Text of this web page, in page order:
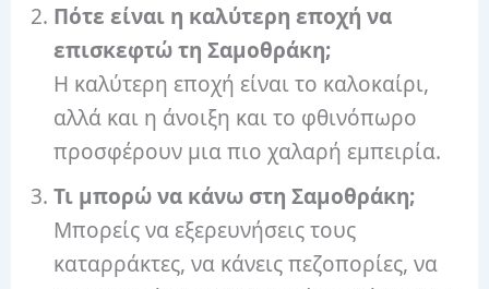
Πότε είναι η καλύτερη εποχή να
επισκεφτώ τη Σαμοθράκη;
Η καλύτερη εποχή είναι το καλοκαίρι,
αλλά και η άνοιξη και το φθινόπωρο
προσφέρουν μια πιο χαλαρή εμπειρία.
Τι μπορώ να κάνω στη Σαμοθράκη;
Μπορείς να εξερευνήσεις τους
καταρράκτες, να κάνεις πεζοπορίες, να